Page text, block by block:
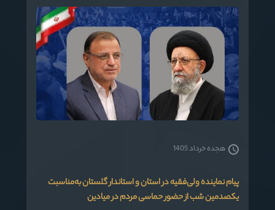
پیام نماینده ولی‌فقیه در استان و استاندار گلستان به‌مناسبت
یکصدمین شب از حضور حماسی مردم در میادین
هجده خرداد 1405